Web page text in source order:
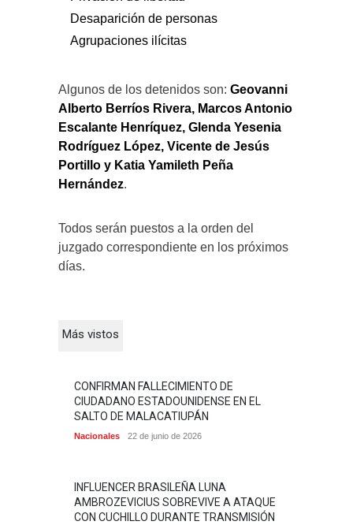
Desaparición de personas
Agrupaciones ilícitas
Algunos de los detenidos son: Geovanni
Alberto Berríos Rivera, Marcos Antonio
Escalante Henríquez, Glenda Yesenia
Rodríguez López, Vicente de Jesús
Portillo y Katia Yamileth Peña
Hernández.
Todos serán puestos a la orden del
juzgado correspondiente en los próximos
días.
Más vistos
CONFIRMAN FALLECIMIENTO DE
CIUDADANO ESTADOUNIDENSE EN EL
SALTO DE MALACATIUPÁN
Nacionales 22 de junio de 2026
INFLUENCER BRASILEÑA LUNA
AMBROZEVICIUS SOBREVIVE A ATAQUE
CON CUCHILLO DURANTE TRANSMISIÓN